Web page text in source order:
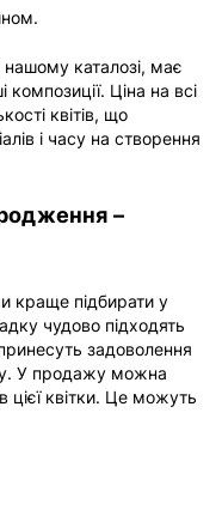
каталозі, має
композиції. Ціна на всі
квітів, що
і часу на створення
–
краще підбирати у
чудово підходять
задоволення
У продажу можна
цієї квітки. Це можуть